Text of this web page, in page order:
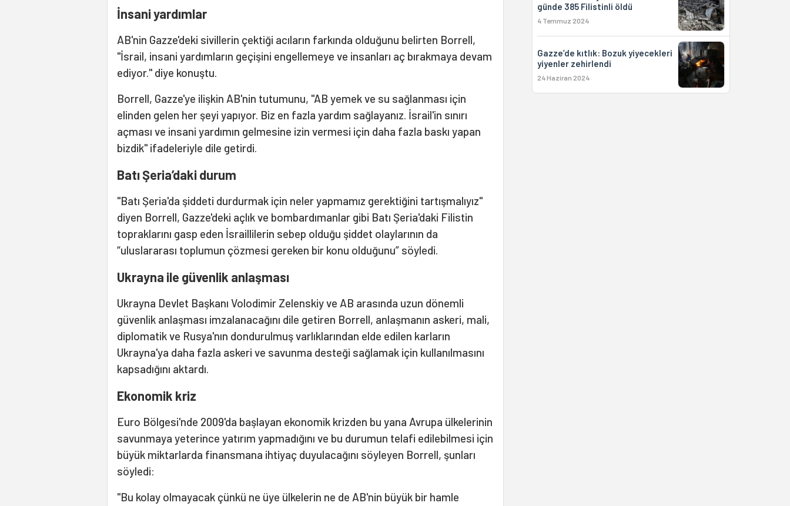
İnsani yardımlar
AB'nin Gazze'deki sivillerin çektiği acıların farkında olduğunu belirten Borrell,
"İsrail, insani yardımların geçişini engellemeye ve insanları aç bırakmaya devam
ediyor." diye konuştu.
Borrell, Gazze'ye ilişkin AB'nin tutumunu, "AB yemek ve su sağlanması için
elinden gelen her şeyi yapıyor. Biz en fazla yardım sağlayanız. İsrail'in sınırı
açması ve insani yardımın gelmesine izin vermesi için daha fazla baskı yapan
bizdik" ifadeleriyle dile getirdi.
Batı Şeria’daki durum
"Batı Şeria'da şiddeti durdurmak için neler yapmamız gerektiğini tartışmalıyız"
diyen Borrell, Gazze'deki açlık ve bombardımanlar gibi Batı Şeria'daki Filistin
topraklarını gasp eden İsraillilerin sebep olduğu şiddet olaylarının da
“uluslararası toplumun çözmesi gereken bir konu olduğunu” söyledi.
Ukrayna ile güvenlik anlaşması
Ukrayna Devlet Başkanı Volodimir Zelenskiy ve AB arasında uzun dönemli
güvenlik anlaşması imzalanacağını dile getiren Borrell, anlaşmanın askeri, mali,
diplomatik ve Rusya'nın dondurulmuş varlıklarından elde edilen karların
Ukrayna'ya daha fazla askeri ve savunma desteği sağlamak için kullanılmasını
kapsadığını aktardı.
Ekonomik kriz
Euro Bölgesi'nde 2009'da başlayan ekonomik krizden bu yana Avrupa ülkelerinin
savunmaya yeterince yatırım yapmadığını ve bu durumun telafi edilebilmesi için
büyük miktarlarda finansmana ihtiyaç duyulacağını söyleyen Borrell, şunları
söyledi:
"Bu kolay olmayacak çünkü ne üye ülkelerin ne de AB'nin büyük bir hamle
günde 385 Filistinli öldü
4 Temmuz 2024
Gazze’de kıtlık: Bozuk yiyecekleri
yiyenler zehirlendi
24 Haziran 2024